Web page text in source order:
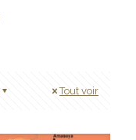
Tout voir